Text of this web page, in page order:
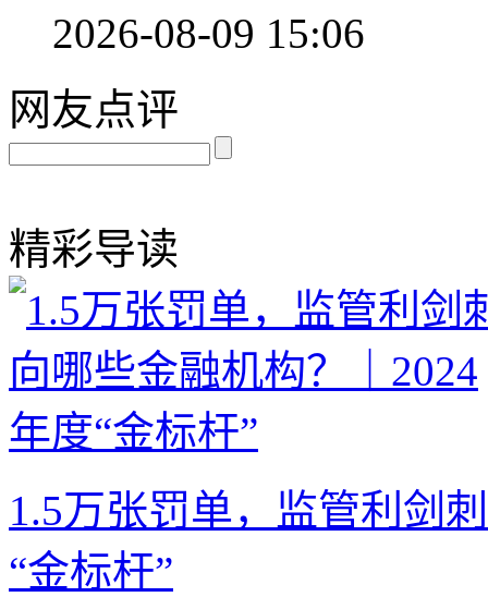
2026-08-09 15:06
网友点评
精彩导读
1.5万张罚单，监管利剑
“金标杆”